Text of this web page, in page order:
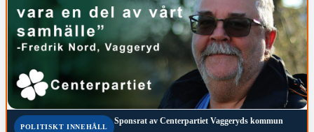
POLITISKT INNEHÅLL
Sponsrat av Centerpartiet Vaggeryds kommun